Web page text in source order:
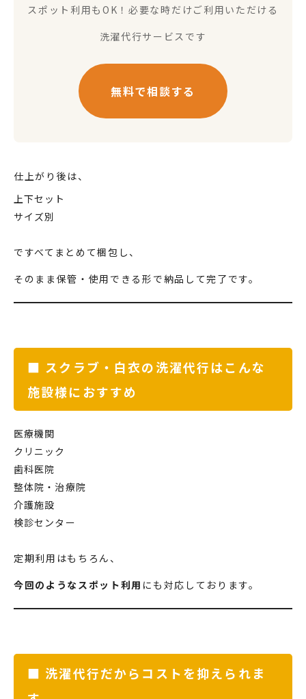
スポット利用もOK！必要な時だけご利用いただける
洗濯代行サービスです
無料で相談する
仕上がり後は、
上下セット
サイズ別
ですべてまとめて梱包し、
そのまま保管・使用できる形で納品して完了です。
■ スクラブ・白衣の洗濯代行はこんな
施設様におすすめ
医療機関
クリニック
歯科医院
整体院・治療院
介護施設
検診センター
定期利用はもちろん、
今回のようなスポット利用 にも対応しております。
■ 洗濯代行だからコストを抑えられま